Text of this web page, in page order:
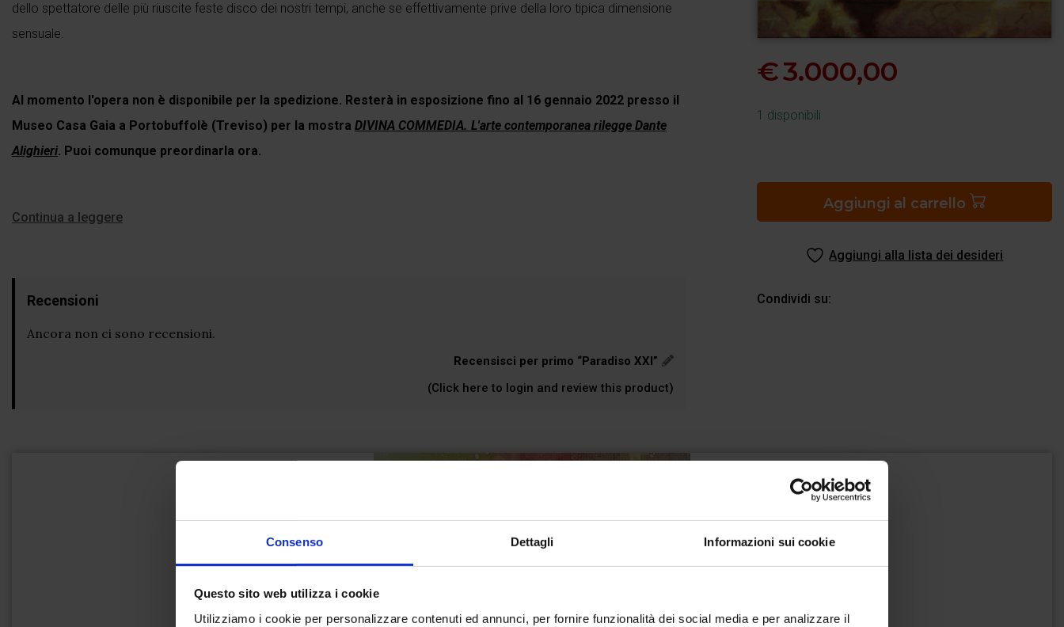
Consenso Dettagli Informazioni sui cookie
Questo sito web utilizza i cookie
Utilizziamo i cookie per personalizzare contenuti ed annunci, per fornire funzionalità dei social media e per analizzare il
€3.000,00
1 disponibili
Aggiungi al carrello
Aggiungi alla lista dei desideri
Condividi su:
dello spettatore delle più riuscite feste disco dei nostri tempi, anche se effettivamente prive della loro tipica dimensione
sensuale.
Al momento l'opera non è disponibile per la spedizione. Resterà in esposizione fino al 16 gennaio 2022 presso il
Museo Casa Gaia a Portobuffolè (Treviso) per la mostra DIVINA COMMEDIA. L'arte contemporanea rilegge Dante
Alighieri. Puoi comunque preordinarla ora.
Continua a leggere
Recensioni
Ancora non ci sono recensioni.
Recensisci per primo “Paradiso XXI”
(Click here to login and review this product)